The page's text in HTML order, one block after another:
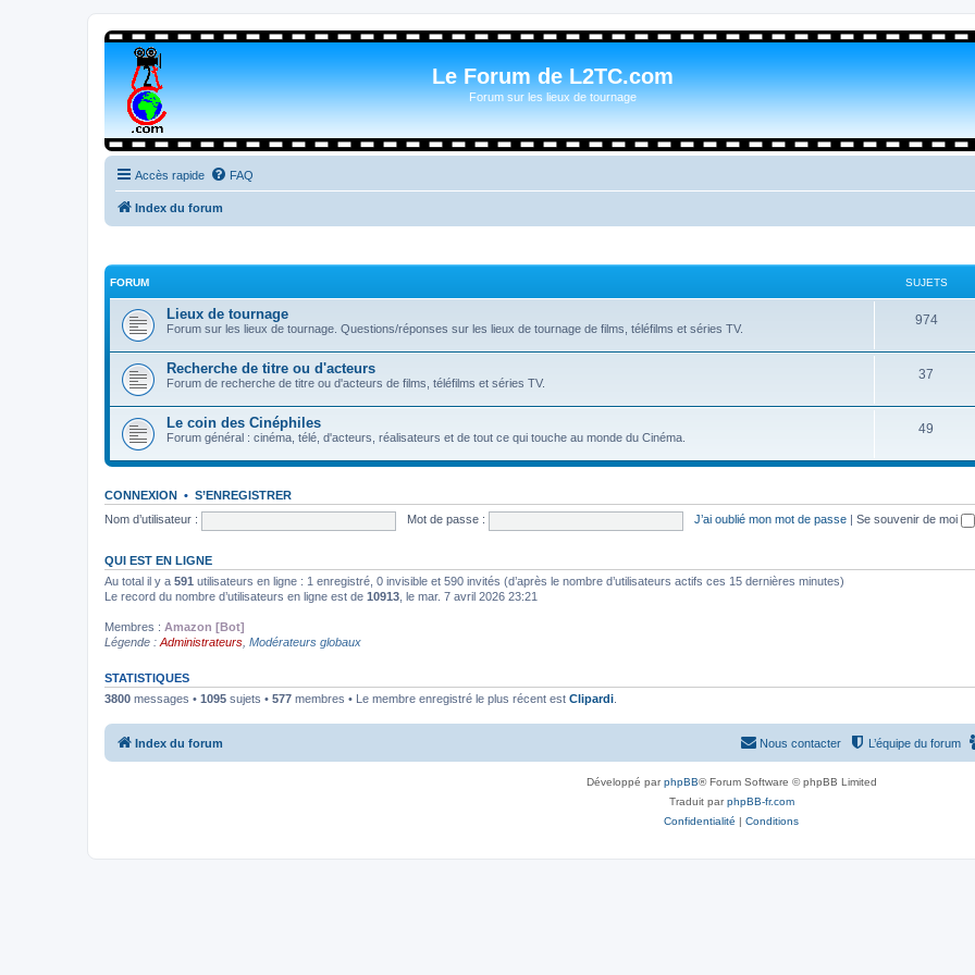
Le Forum de L2TC.com
Forum sur les lieux de tournage
Accès rapide FAQ
Index du forum
FORUM SUJETS
Lieux de tournage
Forum sur les lieux de tournage. Questions/réponses sur les lieux de tournage de films, téléfilms et séries TV.
974
Recherche de titre ou d'acteurs
Forum de recherche de titre ou d'acteurs de films, téléfilms et séries TV.
37
Le coin des Cinéphiles
Forum général : cinéma, télé, d'acteurs, réalisateurs et de tout ce qui touche au monde du Cinéma.
49
CONNEXION • S’ENREGISTRER
Nom d’utilisateur :
Mot de passe : J’ai oublié mon mot de passe Se souvenir de moi
QUI EST EN LIGNE
Au total il y a 591 utilisateurs en ligne : 1 enregistré, 0 invisible et 590 invités (d’après le nombre d’utilisateurs actifs ces 15 dernières minutes)
Le record du nombre d’utilisateurs en ligne est de 10913 , le mar. 7 avril 2026 23:21
Membres : Amazon [Bot]
Légende : Administrateurs Modérateurs globaux
STATISTIQUES
3800 messages • 1095 sujets • 577 membres • Le membre enregistré le plus récent est Clipardi
Index du forum L’équipe du forum
Nous contacter
Développé parphpBB® Forum Software © phpBB Limited
Traduit parphpBB-fr.com
Confidentialité | Conditions